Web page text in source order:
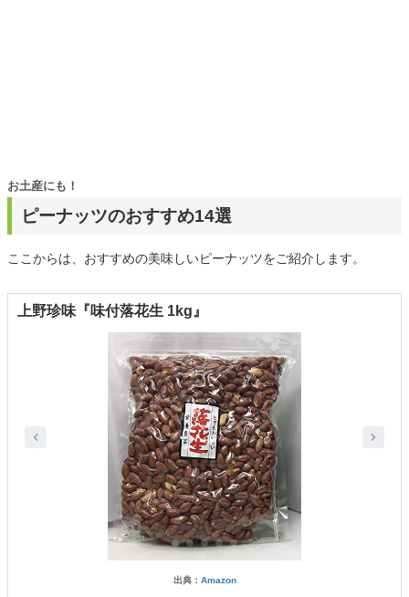
ピーナッツのおすすめ14選
お土産にも！
ここからは、おすすめの美味しいピーナッツをご紹介します。
上野珍味『味付落花生 1kg』
出典： Amazon